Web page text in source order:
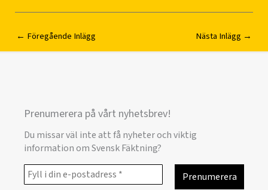
← Föregående Inlägg Nästa Inlägg →
Prenumerera på vårt nyhetsbrev!
Du missar väl inte att få nyheter och viktig
information om Svensk Fäktning?